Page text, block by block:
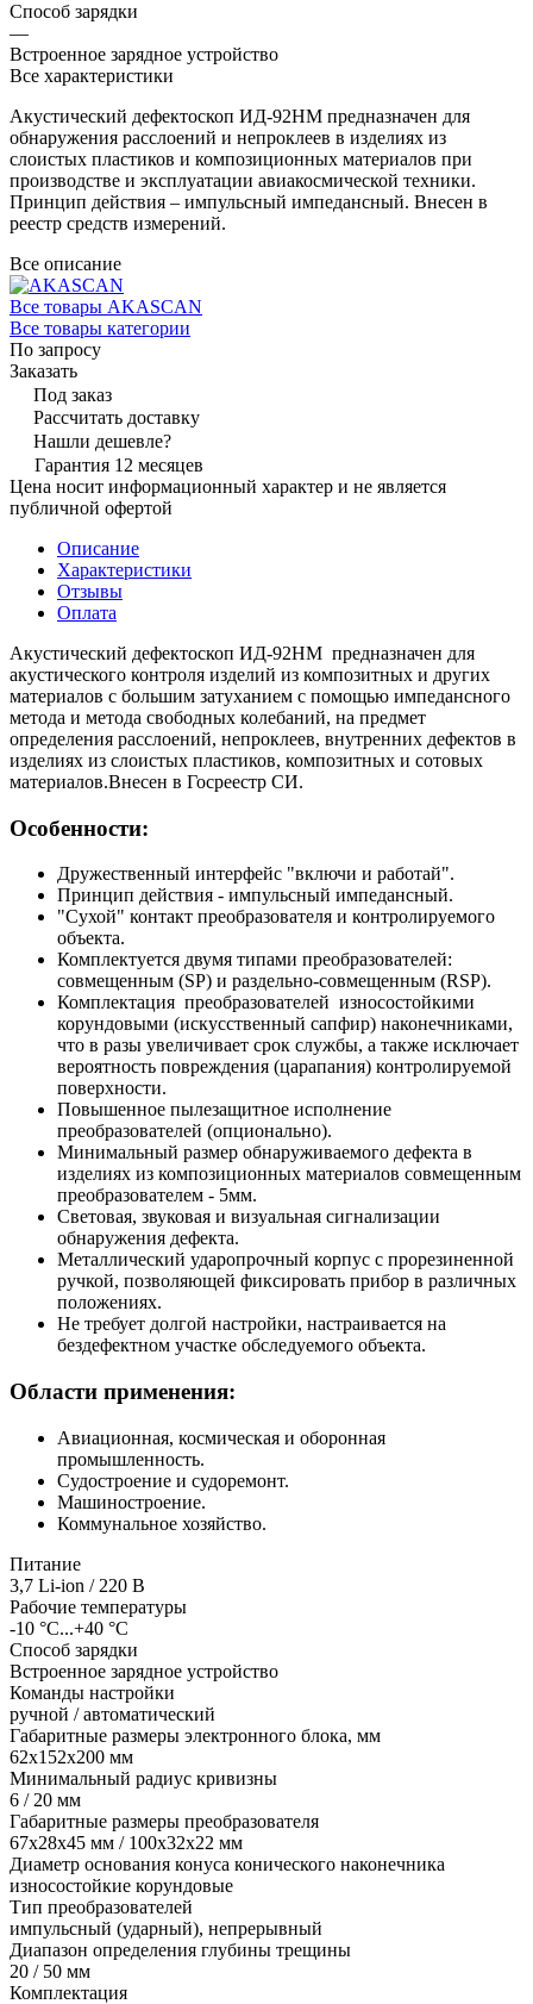
Способ зарядки
—
Встроенное зарядное устройство
Все характеристики
Акустический дефектоскоп ИД-92НМ предназначен для
обнаружения расслоений и непроклеев в изделиях из
слоистых пластиков и композиционных материалов при
производстве и эксплуатации авиакосмической техники.
Принцип действия – импульсный импедансный. Внесен в
реестр средств измерений.
Все описание
Все товары AKASCAN
Все товары категории
По запросу
Заказать
Под заказ
Рассчитать доставку
Нашли дешевле?
Гарантия 12 месяцев
Цена носит информационный характер и не является
публичной офертой
Описание
Характеристики
Отзывы
Оплата
Акустический дефектоскоп ИД-92НМ предназначен для
акустического контроля изделий из композитных и других
материалов с большим затуханием с помощью импедансного
метода и метода свободных колебаний, на предмет
определения расслоений, непроклеев, внутренних дефектов в
изделиях из слоистых пластиков, композитных и сотовых
материалов.Внесен в Госреестр СИ.
Особенности:
Дружественный интерфейс "включи и работай".
Принцип действия - импульсный импедансный.
"Сухой" контакт преобразователя и контролируемого
объекта.
Комплектуется двумя типами преобразователей:
совмещенным (SP) и раздельно-совмещенным (RSP).
Комплектация преобразователей износостойкими
корундовыми (искусственный сапфир) наконечниками,
что в разы увеличивает срок службы, а также исключает
вероятность повреждения (царапания) контролируемой
поверхности.
Повышенное пылезащитное исполнение
преобразователей (опционально).
Минимальный размер обнаруживаемого дефекта в
изделиях из композиционных материалов совмещенным
преобразователем - 5мм.
Световая, звуковая и визуальная сигнализации
обнаружения дефекта.
Металлический ударопрочный корпус с прорезиненной
ручкой, позволяющей фиксировать прибор в различных
положениях.
Не требует долгой настройки, настраивается на
бездефектном участке обследуемого объекта.
Области применения:
Авиационная, космическая и оборонная
промышленность.
Судостроение и судоремонт.
Машиностроение.
Коммунальное хозяйство.
Питание
3,7 Li-ion / 220 В
Рабочие температуры
-10 °С...+40 °С
Способ зарядки
Встроенное зарядное устройство
Команды настройки
ручной / автоматический
Габаритные размеры электронного блока, мм
62х152х200 мм
Минимальный радиус кривизны
6 / 20 мм
Габаритные размеры преобразователя
67х28х45 мм / 100х32х22 мм
Диаметр основания конуса конического наконечника
износостойкие корундовые
Тип преобразователей
импульсный (ударный), непрерывный
Диапазон определения глубины трещины
20 / 50 мм
Комплектация